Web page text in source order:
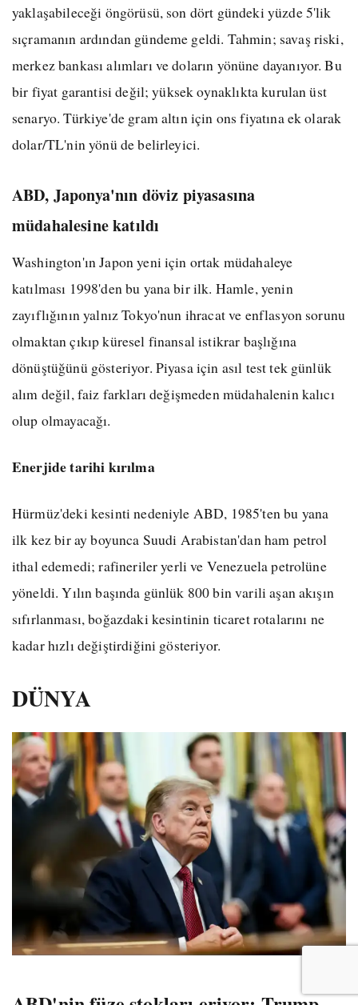
yaklaşabileceği öngörüsü, son dört gündeki yüzde 5'lik
sıçramanın ardından gündeme geldi. Tahmin; savaş riski,
merkez bankası alımları ve doların yönüne dayanıyor. Bu
bir fiyat garantisi değil; yüksek oynaklıkta kurulan üst
senaryo. Türkiye'de gram altın için ons fiyatına ek olarak
dolar/TL'nin yönü de belirleyici.
ABD, Japonya'nın döviz piyasasına
müdahalesine katıldı
Washington'ın Japon yeni için ortak müdahaleye
katılması 1998'den bu yana bir ilk. Hamle, yenin
zayıflığının yalnız Tokyo'nun ihracat ve enflasyon sorunu
olmaktan çıkıp küresel finansal istikrar başlığına
dönüştüğünü gösteriyor. Piyasa için asıl test tek günlük
alım değil, faiz farkları değişmeden müdahalenin kalıcı
olup olmayacağı.
Enerjide tarihi kırılma
Hürmüz'deki kesinti nedeniyle ABD, 1985'ten bu yana
ilk kez bir ay boyunca Suudi Arabistan'dan ham petrol
ithal edemedi; rafineriler yerli ve Venezuela petrolüne
yöneldi. Yılın başında günlük 800 bin varili aşan akışın
sıfırlanması, boğazdaki kesintinin ticaret rotalarını ne
kadar hızlı değiştirdiğini gösteriyor.
DÜNYA